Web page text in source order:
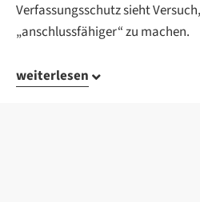
Verfassungsschutz sieht
„anschlussfähiger“ zu machen.
weiterlesen